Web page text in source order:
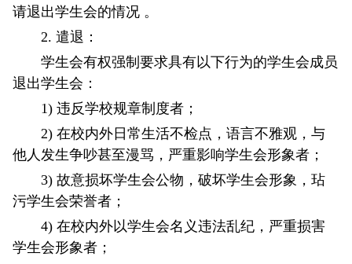
请退出学生会的情况 。
2. 遣退：
学生会有权强制要求具有以下行为的学生会成员
退出学生会：
1) 违反学校规章制度者；
2) 在校内外日常生活不检点，语言不雅观，与
他人发生争吵甚至漫骂，严重影响学生会形象者；
3) 故意损坏学生会公物，破坏学生会形象，玷
污学生会荣誉者；
4) 在校内外以学生会名义违法乱纪，严重损害
学生会形象者；